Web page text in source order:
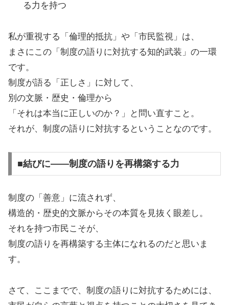
る力を持つ
私が重視する「倫理的抵抗」や「市民監視」は、
まさにこの「制度の語りに対抗する知的武装」の一環
です。
制度が語る「正しさ」に対して、
別の文脈・歴史・倫理から
「それは本当に正しいのか？」と問い直すこと。
それが、制度の語りに対抗するということなのです。
■結びに——制度の語りを再構築する力
制度の「善意」に流されず、
構造的・歴史的文脈からその本質を見抜く眼差し。
それを持つ市民こそが、
制度の語りを再構築する主体になれるのだと思いま
す。
さて、ここまでで、制度の語りに対抗するためには、